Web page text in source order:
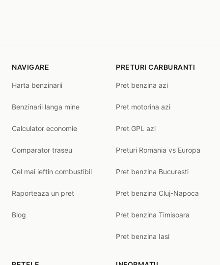
NAVIGARE
Harta benzinarii
Benzinarii langa mine
Calculator economie
Comparator traseu
Cel mai ieftin combustibil
Raporteaza un pret
Blog
PRETURI CARBURANTI
Pret benzina azi
Pret motorina azi
Pret GPL azi
Preturi Romania vs Europa
Pret benzina Bucuresti
Pret benzina Cluj-Napoca
Pret benzina Timisoara
Pret benzina Iasi